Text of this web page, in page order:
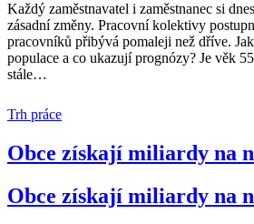
Každý zaměstnavatel i zaměstnanec si
zásadní změny. Pracovní kolektivy
pracovníků přibývá pomaleji než dříve.
populace a co ukazují prognózy? Je věk
stále…
Trh práce
Obce získají miliardy na
Obce získají miliardy na